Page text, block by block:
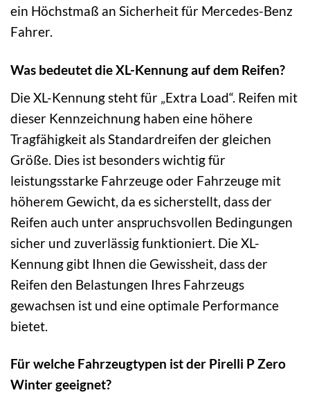
ein Höchstmaß an Sicherheit für Mercedes-Benz
Fahrer.
Was bedeutet die XL-Kennung auf dem Reifen?
Die XL-Kennung steht für „Extra Load“. Reifen mit
dieser Kennzeichnung haben eine höhere
Tragfähigkeit als Standardreifen der gleichen
Größe. Dies ist besonders wichtig für
leistungsstarke Fahrzeuge oder Fahrzeuge mit
höherem Gewicht, da es sicherstellt, dass der
Reifen auch unter anspruchsvollen Bedingungen
sicher und zuverlässig funktioniert. Die XL-
Kennung gibt Ihnen die Gewissheit, dass der
Reifen den Belastungen Ihres Fahrzeugs
gewachsen ist und eine optimale Performance
bietet.
Für welche Fahrzeugtypen ist der Pirelli P Zero
Winter geeignet?